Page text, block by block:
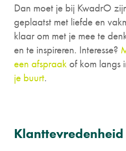
Dan moet je bij KwadrO
geplaatst met liefde en
klaar om met je mee te
en te inspireren. Interesse?
een afspraak of kom langs
je buurt.